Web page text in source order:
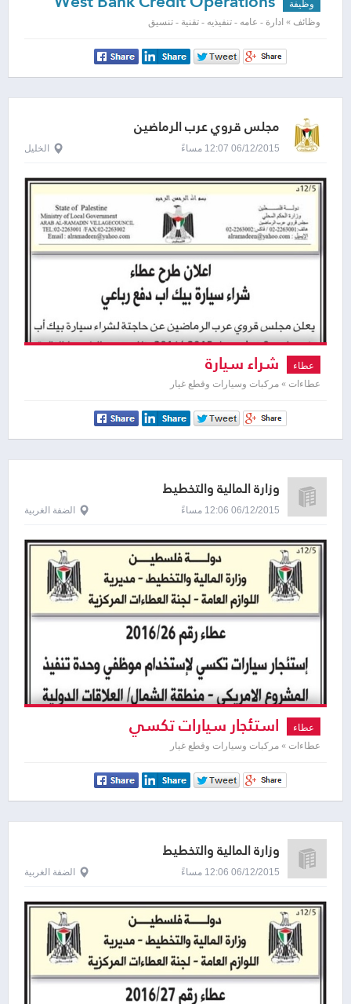
وظيفة
Manager
وظائف » ادارة - عامه - تنفيذيه - تقنية - تنسيق
مجلس قروي عرب الرماضين
06/12/2015 12:07 مساءً الخليل
عطاء شراء سيارة
عطاءات » مركبات وسيارات وقطع غيار
وزارة المالية والتخطيط
06/12/2015 12:06 مساءً الضفة الغربية
عطاء استئجار سيارات تكسي
عطاءات » مركبات وسيارات وقطع غيار
وزارة المالية والتخطيط
06/12/2015 12:06 مساءً الضفة الغربية